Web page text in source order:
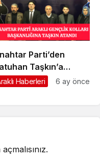
Parti’den
Taşkın’a
Görev
Haberleri 6 ay önce
.